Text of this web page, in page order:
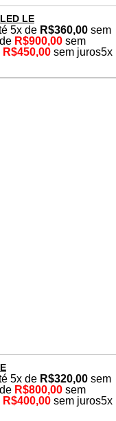
LE
5x de R$360,00 sem
R$900,00 sem
R$450,00 sem juros5x
5x de R$320,00 sem
R$800,00 sem
R$400,00 sem juros5x